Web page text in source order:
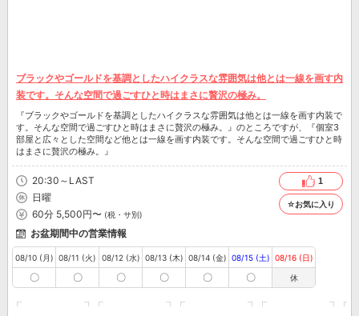
ブラックやゴールドを基調としたハイクラスな雰囲気は他とは一線を画す内
装です。そんな空間で過ごすひと時はまさに贅沢の極み。
『ブラックやゴールドを基調としたハイクラスな雰囲気は他とは一線を画す内装で
す。そんな空間で過ごすひと時はまさに贅沢の極み。』のところですが、『個室3
部屋と広々とした空間など他とは一線を画す内装です。そんな空間で過ごすひと時
はまさに贅沢の極み。』
20:30～LAST
日曜
60分 5,500円〜 (税・サ別)
1
☆お気に入り
お盆期間中の営業情報
08/10 (月)
〇
08/11 (火)
〇
08/12 (水)
〇
08/13 (木)
〇
08/14 (金)
〇
08/15 (土)
〇
08/16 (日)
休